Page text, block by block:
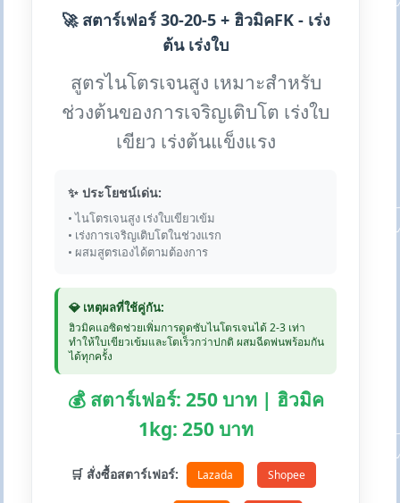
🚀 สตาร์เฟอร์ 30-20-5 + ฮิวมิคFK - เร่ง
ต้น เร่งใบ
สูตรไนโตรเจนสูง เหมาะสำหรับ
ช่วงต้นของการเจริญเติบโต เร่งใบ
เขียว เร่งต้นแข็งแรง
✨ ประโยชน์เด่น:
• ไนโตรเจนสูง เร่งใบเขียวเข้ม
• เร่งการเจริญเติบโตในช่วงแรก
• ผสมสูตรเองได้ตามต้องการ
💎 เหตุผลที่ใช้คู่กัน:
ฮิวมิคแอซิดช่วยเพิ่มการดูดซับไนโตรเจนได้ 2-3 เท่า
ทำให้ใบเขียวเข้มและโตเร็วกว่าปกติ ผสมฉีดพ่นพร้อมกัน
ได้ทุกครั้ง
💰 สตาร์เฟอร์: 250 บาท | ฮิวมิค
1kg: 250 บาท
🛒 สั่งซื้อสตาร์เฟอร์: Lazada Shopee